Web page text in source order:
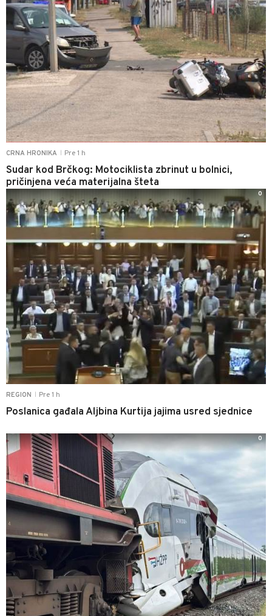
CRNA HRONIKA Pre 1 h
Sudar kod Brčkog: Motociklista zbrinut u bolnici,
pričinjena veća materijalna šteta
REGION Pre 1 h
Poslanica gađala Aljbina Kurtija jajima usred sjednice
0
0